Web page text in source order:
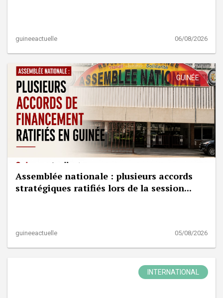
guineeactuelle 06/08/2026
GUINÉE
Assemblée nationale : plusieurs accords
stratégiques ratifiés lors de la session...
guineeactuelle 05/08/2026
INTERNATIONAL